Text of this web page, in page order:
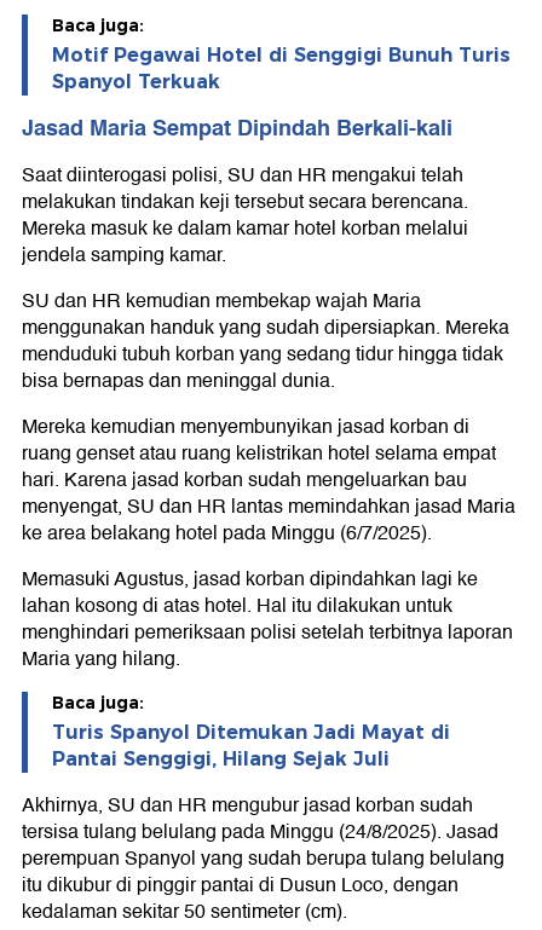
Baca juga:
Motif Pegawai Hotel di Senggigi Bunuh Turis
Spanyol Terkuak
Jasad Maria Sempat Dipindah Berkali-kali
Saat diinterogasi polisi, SU dan HR mengakui telah
melakukan tindakan keji tersebut secara berencana.
Mereka masuk ke dalam kamar hotel korban melalui
jendela samping kamar.
SU dan HR kemudian membekap wajah Maria
menggunakan handuk yang sudah dipersiapkan. Mereka
menduduki tubuh korban yang sedang tidur hingga tidak
bisa bernapas dan meninggal dunia.
Mereka kemudian menyembunyikan jasad korban di
ruang genset atau ruang kelistrikan hotel selama empat
hari. Karena jasad korban sudah mengeluarkan bau
menyengat, SU dan HR lantas memindahkan jasad Maria
ke area belakang hotel pada Minggu (6/7/2025).
Memasuki Agustus, jasad korban dipindahkan lagi ke
lahan kosong di atas hotel. Hal itu dilakukan untuk
menghindari pemeriksaan polisi setelah terbitnya laporan
Maria yang hilang.
Baca juga:
Turis Spanyol Ditemukan Jadi Mayat di
Pantai Senggigi, Hilang Sejak Juli
Akhirnya, SU dan HR mengubur jasad korban sudah
tersisa tulang belulang pada Minggu (24/8/2025). Jasad
perempuan Spanyol yang sudah berupa tulang belulang
itu dikubur di pinggir pantai di Dusun Loco, dengan
kedalaman sekitar 50 sentimeter (cm).